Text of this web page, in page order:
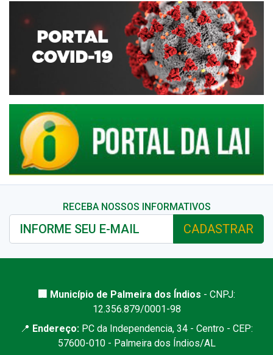
RECEBA NOSSOS INFORMATIVOS
CADASTRAR
🏢 Município de Palmeira dos Índios - CNPJ:
12.356.879/0001-98
📍 Endereço: PC da Independencia, 34 - Centro - CEP:
57600-010 - Palmeira dos Índios/AL